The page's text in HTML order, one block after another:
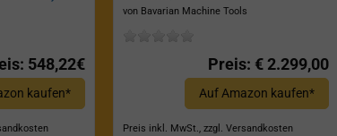
548,22€
kaufen*
Zapfwellenantrieb, Inkl.
von Bavarian Machine Tools
Preis: € 2.299,00
Auf Amazon kaufen*
Preis inkl. MwSt., zzgl. Versandkosten